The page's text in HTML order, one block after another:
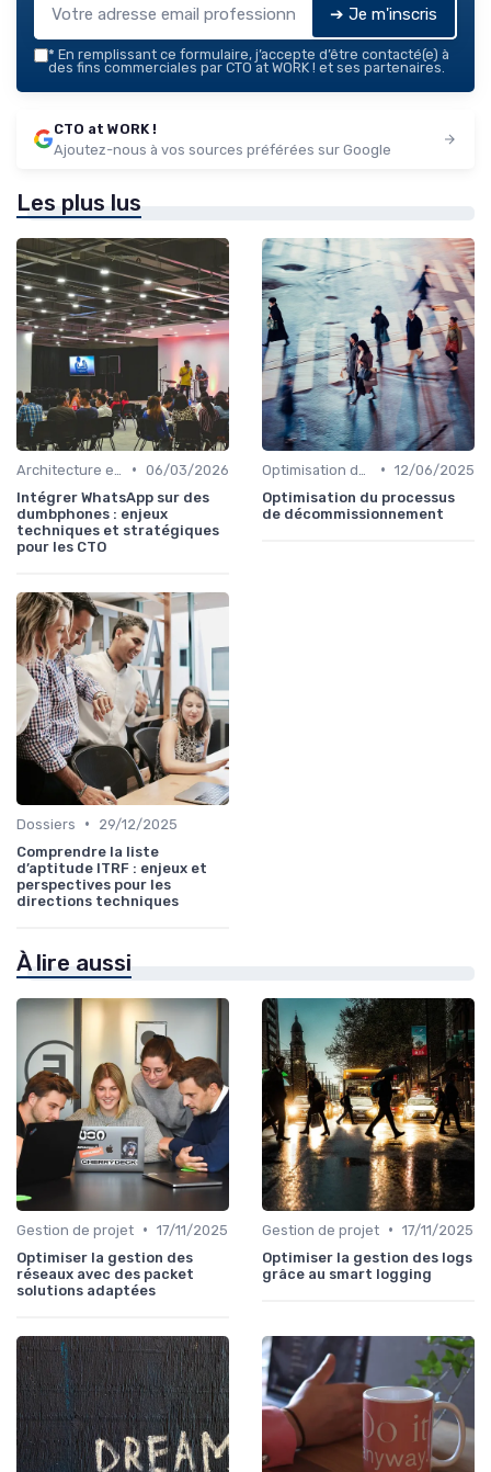
➔ Je m'inscris
* En remplissant ce formulaire, j’accepte d’être contacté(e) à
des fins commerciales par CTO at WORK ! et ses partenaires.
CTO at WORK !
Ajoutez-nous à vos sources préférées sur Google
Les plus lus
• 06/03/2026
Intégrer WhatsApp sur des
dumbphones : enjeux
techniques et stratégiques
pour les CTO
• 12/06/2025
Optimisation du processus
de décommissionnement
Dossiers •
29/12/2025
Comprendre la liste
d’aptitude ITRF : enjeux et
perspectives pour les
directions techniques
À lire aussi
Gestion de projet • 17/11/2025
Optimiser la gestion des
réseaux avec des packet
solutions adaptées
Gestion de projet • 17/11/2025
Optimiser la gestion des logs
grâce au smart logging